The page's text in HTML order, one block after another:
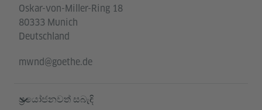
Oskar-von-Miller-Ring 18
80333 Munich
Deutschland
mwnd@goethe.de
ප්‍රයෝජනවත් සබැඳි